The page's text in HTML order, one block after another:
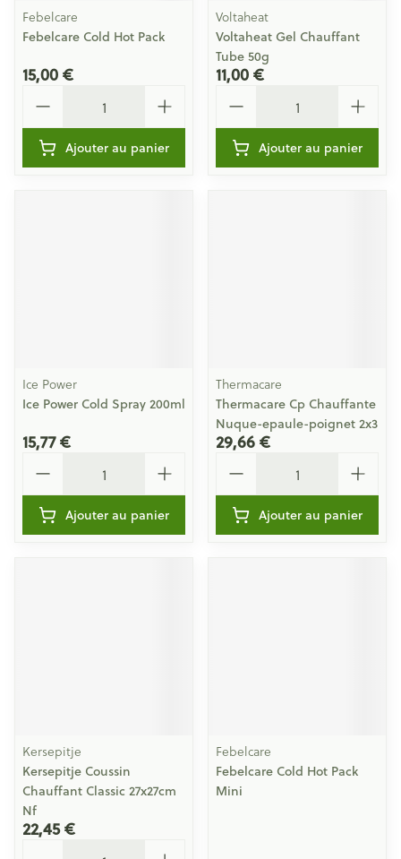
Febelcare
Febelcare Cold Hot Pack
15,00 €
Ajouter au panier
Voltaheat
Voltaheat Gel Chauffant
Tube 50g
11,00 €
Ajouter au panier
Ice Power
Ice Power Cold Spray 200ml
15,77 €
Ajouter au panier
Thermacare
Thermacare Cp Chauffante
Nuque-epaule-poignet 2x3
29,66 €
Ajouter au panier
Kersepitje
Kersepitje Coussin
Chauffant Classic 27x27cm
Nf
22,45 €
Febelcare
Febelcare Cold Hot Pack
Mini